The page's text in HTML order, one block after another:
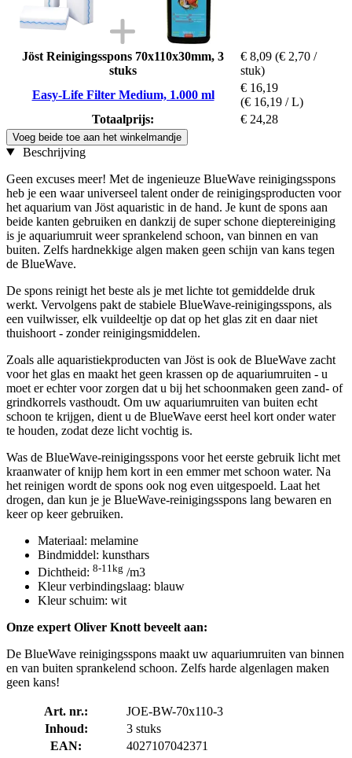
Jöst Reinigingsspons 70x110x30mm, 3
stuks
€ 8,09 (€ 2,70 /
stuk)
Easy-Life Filter Medium, 1.000 ml
€ 16,19
(€ 16,19 / L)
Totaalprijs:
€ 24,28
Voeg beide toe aan het winkelmandje
Beschrijving
Geen excuses meer! Met de ingenieuze BlueWave reinigingsspons
heb je een waar universeel talent onder de reinigingsproducten voor
het aquarium van Jöst aquaristic in de hand. Je kunt de spons aan
beide kanten gebruiken en dankzij de super schone dieptereiniging
is je aquariumruit weer sprankelend schoon, van binnen en van
buiten. Zelfs hardnekkige algen maken geen schijn van kans tegen
de BlueWave.
De spons reinigt het beste als je met lichte tot gemiddelde druk
werkt. Vervolgens pakt de stabiele BlueWave-reinigingsspons, als
een vuilwisser, elk vuildeeltje op dat op het glas zit en daar niet
thuishoort - zonder reinigingsmiddelen.
Zoals alle aquaristiekproducten van Jöst is ook de BlueWave zacht
voor het glas en maakt het geen krassen op de aquariumruiten - u
moet er echter voor zorgen dat u bij het schoonmaken geen zand- of
grindkorrels vasthoudt. Om uw aquariumruiten van buiten echt
schoon te krijgen, dient u de BlueWave eerst heel kort onder water
te houden, zodat deze licht vochtig is.
Was de BlueWave-reinigingsspons voor het eerste gebruik licht met
kraanwater of knijp hem kort in een emmer met schoon water. Na
het reinigen wordt de spons ook nog even uitgespoeld. Laat het
drogen, dan kun je je BlueWave-reinigingsspons lang bewaren en
keer op keer gebruiken.
Materiaal: melamine
Bindmiddel: kunsthars
Dichtheid: 8-11kg /m3
Kleur verbindingslaag: blauw
Kleur schuim: wit
Onze expert Oliver Knott beveelt aan:
De BlueWave reinigingsspons maakt uw aquariumruiten van binnen
en van buiten sprankelend schoon. Zelfs harde algenlagen maken
geen kans!
Art. nr.:
JOE-BW-70x110-3
Inhoud:
3 stuks
EAN:
4027107042371